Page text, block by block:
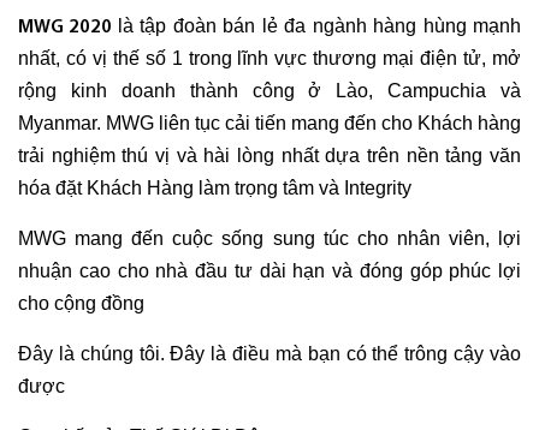
MWG 2020
là tập đoàn bán lẻ đa ngành hàng hùng mạnh
nhất, có vị thế số 1 trong lĩnh vực thương mại điện tử, mở
rộng kinh doanh thành công ở Lào, Campuchia và
Myanmar. MWG liên tục cải tiến mang đến cho Khách hàng
trải nghiệm thú vị và hài lòng nhất dựa trên nền tảng văn
hóa đặt Khách Hàng làm trọng tâm và Integrity
MWG mang đến cuộc sống sung túc cho nhân viên, lợi
nhuận cao cho nhà đầu tư dài hạn và đóng góp phúc lợi
cho cộng đồng
Đây là chúng tôi. Đây là điều mà bạn có thể trông cậy vào
được